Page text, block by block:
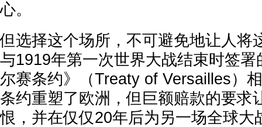
心。
但选择这个场所，不可避免地让人将
与1919年第一次世界大战结束时签
尔赛条约》（Treaty of Versailles）
条约重塑了欧洲，但巨额赔款的要求
恨，并在仅仅20年后为另一场全球大